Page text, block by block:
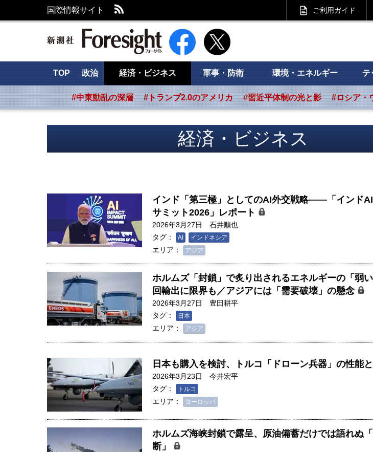
国際情報サイト ご利用ガイド
新潮社 Foresight フォーサイト
TOP 政治 経済・ビジネス 軍事・防衛 環境・エネルギー テ
#中東動乱の深層 #トランプ2.0のアメリカ #習近平体制の光と影 #ロシア・
経済・ビジネス
インド「第三極」としてのAI外交戦略――「インドAI
サミット2026」レポート
2026年3月27日
石井順也
タグ：
AI インドネシア
エリア： アジア
ホルムズ「封鎖」で炙り出されるエネルギーの「弱
回輸出に限界も／アジアには「需要破壊」の懸念
2026年3月27日
豊田耕平
タグ：
日本
エリア： アジア
日本も購入を検討、トルコ「ドローン兵器」の性能
2026年3月23日
今井宏平
タグ：
トルコ
エリア： ヨーロッパ
ホルムズ海峡封鎖で露呈、原油備蓄だけでは語れぬ
断」